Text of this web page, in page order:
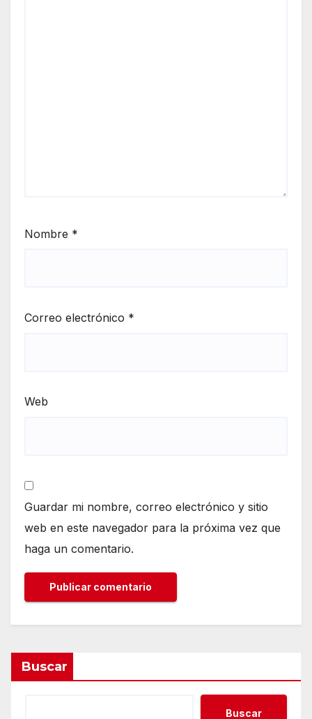
Nombre *
Correo electrónico *
Web
Guardar mi nombre, correo electrónico y sitio
web en este navegador para la próxima vez que
haga un comentario.
Buscar
Buscar